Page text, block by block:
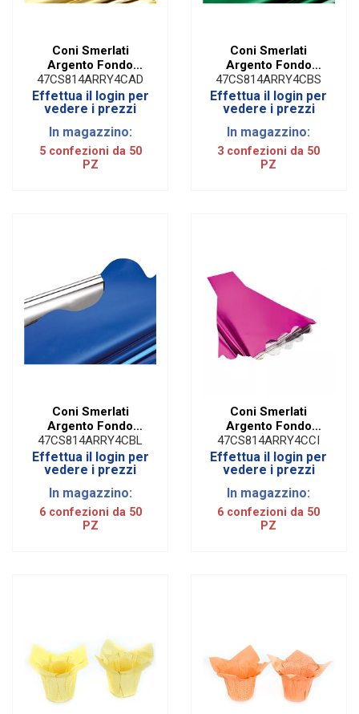
Coni Smerlati
Argento Fondo
Pieno Dorato | H 50
Cm (50 PZ)
47CS814ARRY4CAD
Effettua il login per
vedere i prezzi
In magazzino:
5 confezioni da 50
PZ
Coni Smerlati
Argento Fondo
Pieno Verde Bosco |
H 50 Cm (50 PZ)
47CS814ARRY4CBS
Effettua il login per
vedere i prezzi
In magazzino:
3 confezioni da 50
PZ
Coni Smerlati
Argento Fondo
Pieno Blu | H 50 Cm
(50 PZ)
47CS814ARRY4CBL
Effettua il login per
vedere i prezzi
In magazzino:
6 confezioni da 50
PZ
Coni Smerlati
Argento Fondo
Pieno Ciclamino | H
50 Cm (50 PZ)
47CS814ARRY4CCI
Effettua il login per
vedere i prezzi
In magazzino:
6 confezioni da 50
PZ